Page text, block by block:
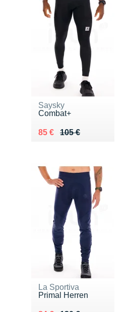
Saysky
Combat+
105 €
Au lieu de 105 €
85 €
Vendu 85 €
La Sportiva
Primal Herren